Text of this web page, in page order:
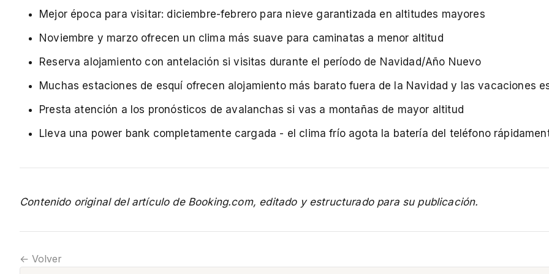
Mejor época para visitar: diciembre-febrero para nieve garantizada en altitudes mayores
Noviembre y marzo ofrecen un clima más suave para caminatas a menor altitud
Reserva alojamiento con antelación si visitas durante el período de Navidad/Año Nuevo
Muchas estaciones de esquí ofrecen alojamiento más barato fuera de la Navidad y las vacaciones
Presta atención a los pronósticos de avalanchas si vas a montañas de mayor altitud
Lleva una power bank completamente cargada - el clima frío agota la batería del teléfono
Contenido original del artículo de Booking.com, editado y estructurado para su publicación.
← Volver